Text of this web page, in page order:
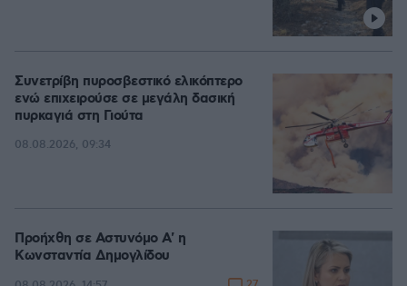
Συνετρίβη πυροσβεστικό ελικόπτερο
ενώ επιχειρούσε σε μεγάλη δασική
πυρκαγιά στη Γιούτα
08.08.2026, 09:34
Προήχθη σε Αστυνόμο Α' η
Κωνσταντία Δημογλίδου